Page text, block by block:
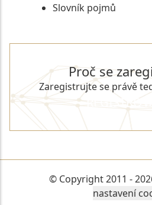
Slovník pojmů
Proč se
Zaregistrujte se právě
© Copyright 2011 -
nastavení